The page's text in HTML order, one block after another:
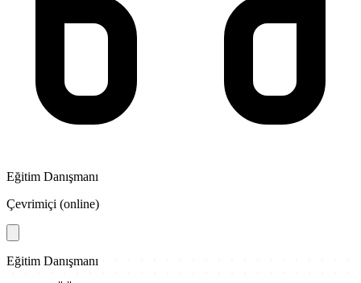
Eğitim Danışmanı
Çevrimiçi (online)
Eğitim Danışmanı